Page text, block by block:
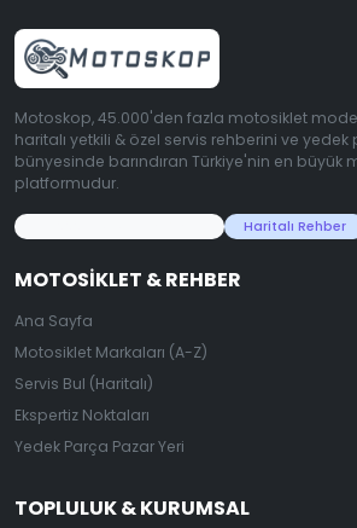
Motoskop, 45.000'den fazla motosiklet
haritalı yetkili & özel servis rehberini ve
bünyesinde barındıran Türkiye'nin en büyük
platformudur.
Haritalı Rehber
MOTOSIKLET & REHBER
Ana Sayfa
Motosiklet Markaları (A-Z)
Servis Bul (Haritalı)
Ekspertiz Noktaları
Yedek Parça Pazar Yeri
TOPLULUK & KURUMSAL